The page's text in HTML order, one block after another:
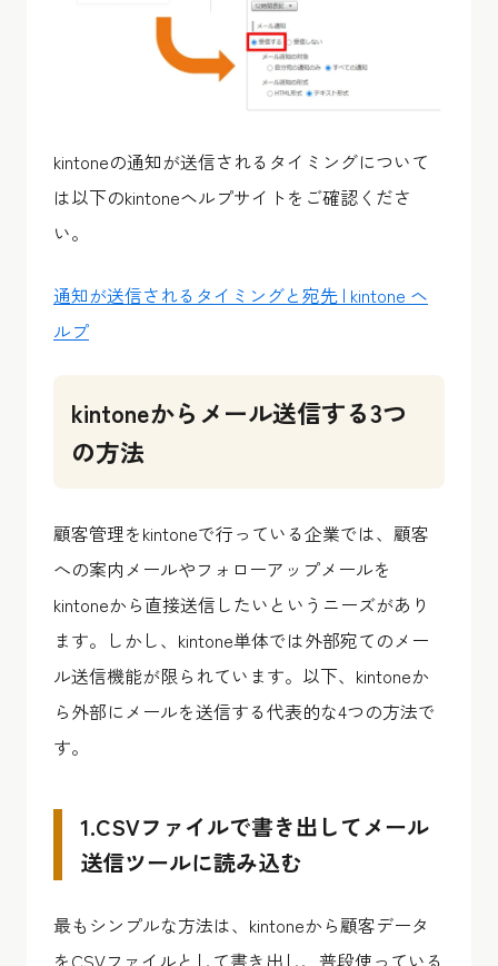
kintoneの通知が送信されるタイミングについて
は以下のkintoneヘルプサイトをご確認くださ
い。
通知が送信されるタイミングと宛先 | kintone ヘ
ルプ
kintoneからメール送信する3つ
の方法
顧客管理をkintoneで行っている企業では、顧客
への案内メールやフォローアップメールを
kintoneから直接送信したいというニーズがあり
ます。しかし、kintone単体では外部宛てのメー
ル送信機能が限られています。以下、kintoneか
ら外部にメールを送信する代表的な4つの方法で
す。
1.CSVファイルで書き出してメール
送信ツールに読み込む
最もシンプルな方法は、kintoneから顧客データ